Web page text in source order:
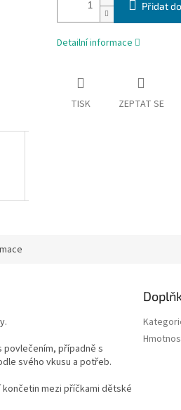
Přidat
Detailní informace
TISK ZEPTAT SE
případně s
svého vkusu a potřeb.
mezi příčkami dětské